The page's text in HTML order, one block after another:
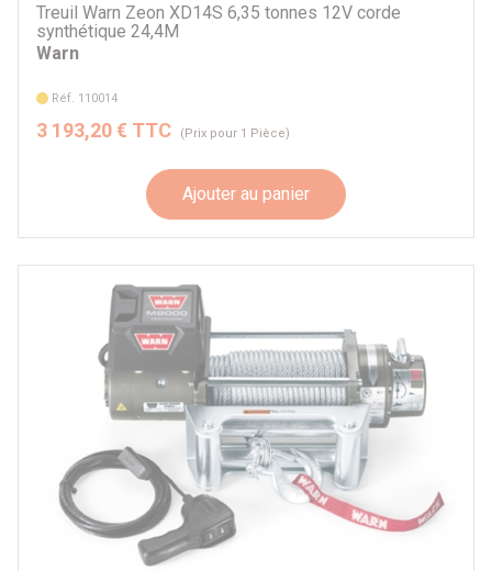
Treuil Warn Zeon XD14S 6,35 tonnes 12V corde
synthétique 24,4M
Warn
Réf. 110014
3 193,20 € TTC (Prix pour 1 Pièce)
Ajouter au panier